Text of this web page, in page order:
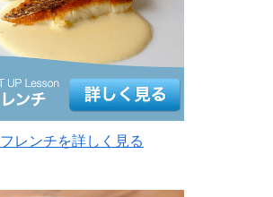
フレンチを詳しく見る